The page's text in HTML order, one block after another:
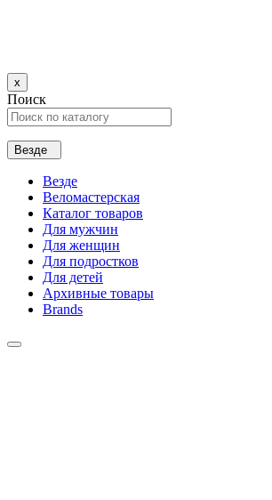
x
Поиск
Везде
Везде
Веломастерская
Каталог товаров
Для мужчин
Для женщин
Для подростков
Для детей
Архивные товары
Brands